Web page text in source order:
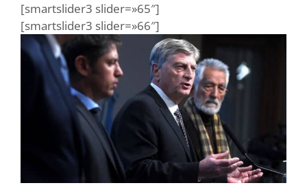
[smartslider3 slider=»65″]
[smartslider3 slider=»66″]